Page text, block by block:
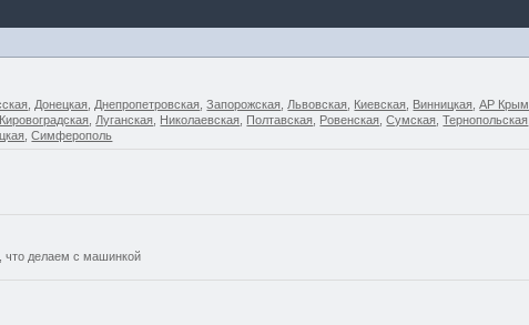
Донецкая Днепропетровская ,Запорожская Львовская Киевская Винницкая ,АР Крым
Кировоградская Луганская Николаевская Полтавская Ровенская ,Сумская ,Тернопольская
,Симферополь
что делаем с машинкой